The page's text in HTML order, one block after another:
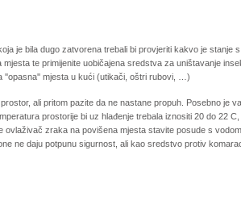
je bila dugo zatvorena trebali bi provjeriti kakvo je stanje
mjesta te primijenite uobičajena sredstva za uništavanje
''opasna'' mjesta u kući (utikači, oštri rubovi, …)
ali pritom pazite da ne nastane propuh. Posebno je
prostorije bi uz hlađenje trebala iznositi 20 do 22
ovlaživač zraka na povišena mjesta stavite posude s
ne daju potpunu sigurnost, ali kao sredstvo protiv